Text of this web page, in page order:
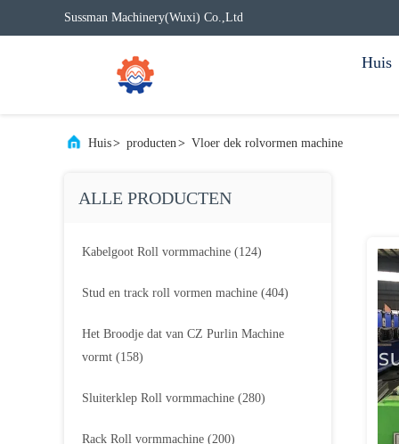
Sussman Machinery(Wuxi) Co.,Ltd
Huis
Huis> producten> Vloer dek rolvormen machine
ALLE PRODUCTEN
Kabelgoot Roll vormmachine (124)
Stud en track roll vormen machine (404)
Het Broodje dat van CZ Purlin Machine
vormt (158)
Sluiterklep Roll vormmachine (280)
Rack Roll vormmachine (200)